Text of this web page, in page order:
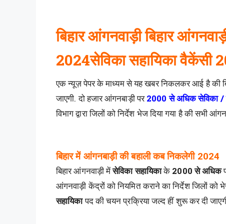
बिहार आंगनवाड़ी बिहार
2024सेविका सहायिका वैकेंसी
एक न्यूज़ पेपर के माध्यम से यह खबर निकलकर आई है की
जाएगी. दो हजार आंगनबाड़ी पर2000 से अधिक सेविका /
विभाग द्वारा जिलों को निर्देश भेज दिया गया है की सभी
बिहार में आंगनबाड़ी की बहाली कब निकलेगी 2024
बिहार आंगनवाड़ी मेंसेविका सहायिकाके 2000 से अधिक
आंगनवाड़ी केंद्रों को नियमित कराने का निर्देश जिलों
सहायिकापद की चयन प्रक्रिया जल्द हीं शुरू कर दी